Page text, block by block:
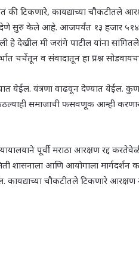
की टिकणारे, कायद्याच्या चौकटीतले
सुरु केले आहे. आजपर्यंत १३ हजार ५१४
हे देखील मी जरांगे पाटील यांना
चर्चेतून व संवादातून हा प्रश्न
येईल. यंत्रणा वाढवून देण्यात येईल.
समाजाची फसवणूक आम्ही
पूर्वी मराठा आरक्षण रद्द
शासनाला आणि आयोगाला मार्गदर्शन
चौकटीतले टिकणारे आरक्षण